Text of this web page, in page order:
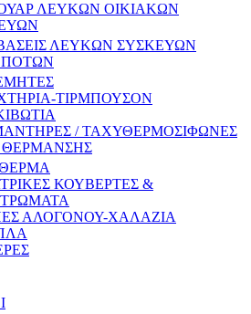
ΛΕΥΚΩΝ ΟΙΚΙΑΚΩΝ
ΛΕΥΚΩΝ ΣΥΣΚΕΥΩΝ
ΠΟΤΩΝ
ΤΙΡΜΠΟΥΣΟΝ
/ ΤΑΧΥΘΕΡΜΟΣΙΦΩΝΕΣ
ΘΕΡΜΑΝΣΗΣ
ΚΟΥΒΕΡΤΕΣ &
ΑΛΟΓΟΝΟΥ-ΧΑΛΑΖΙΑ